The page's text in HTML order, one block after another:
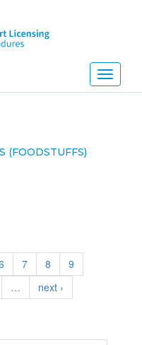
Toggle
(FOODSTUFFS)
7 8
9
…
next ›